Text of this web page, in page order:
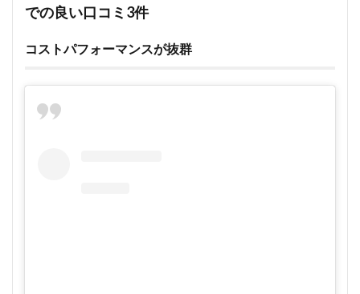
での良い口コミ3件
コストパフォーマンスが抜群